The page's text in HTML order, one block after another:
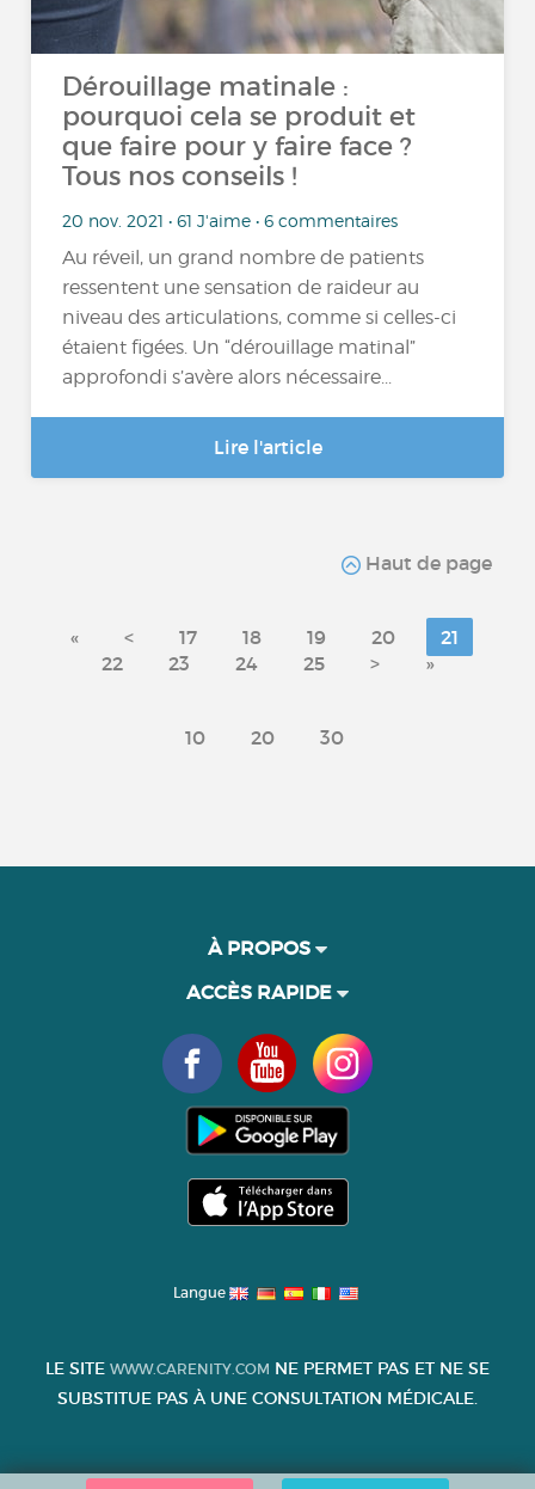
Dérouillage matinale :
pourquoi cela se produit et
que faire pour y faire face ?
Tous nos conseils !
20 nov. 2021 • 61 J'aime • 6 commentaires
Au réveil, un grand nombre de patients
ressentent une sensation de raideur au
niveau des articulations, comme si celles-ci
étaient figées. Un “dérouillage matinal”
approfondi s’avère alors nécessaire...
Lire l'article
Haut de page
« < 17 18 19 20
21
22
23 24 25 > »
10 20 30
À PROPOS
ACCÈS RAPIDE
Langue
LE SITE WWW.CARENITY.COM NE PERMET PAS ET NE SE
SUBSTITUE PAS À UNE CONSULTATION MÉDICALE.